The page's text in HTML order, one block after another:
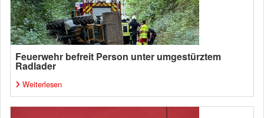
Feuerwehr befreit Person unter umgestürztem
Radlader
Weiterlesen